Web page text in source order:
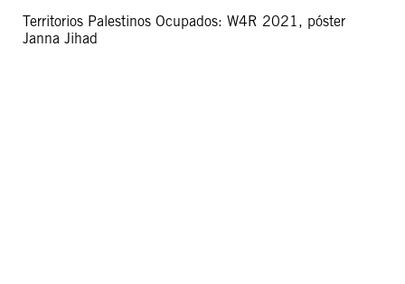
Territorios Palestinos Ocupados: W4R 2021, póster
Janna Jihad